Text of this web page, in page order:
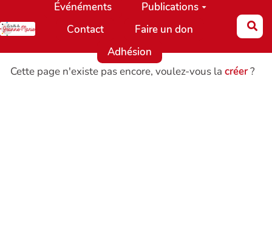
Aller au contenu principal
Événéments
Publications
Contact
Faire un don
Adhésion
Cette page n'existe pas encore, voulez-vous la créer?